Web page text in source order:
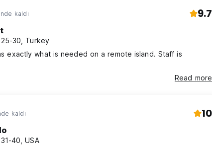
kaldı 9.7
30, Turkey
exactly what is needed on a remote island. Staff is
Read more
kaldı 10
40, USA